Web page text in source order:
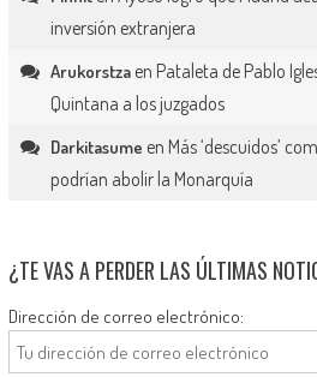
inversión extranjera
Arukorstzaen Pataleta de Pablo
Quintana a los juzgados
Darkitasume en Más ‘descuidos’
podrían abolir la Monarquía
¿TE VAS A PERDER LAS ÚLTIMAS
Dirección de correo electrónico: